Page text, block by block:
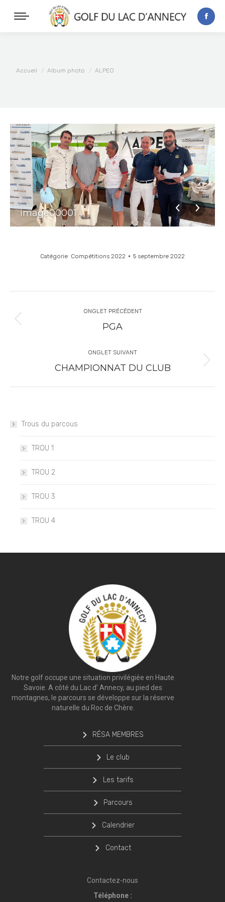
Vous êtes ici :
Accueil Album photo ALPEO
image00001
Catégorie Compétitions 2022 5 septembre 2022
ONGLET PRÉCÉDENT
PGA
ONGLET SUIVANT
CHAMPIONNAT DU CLUB
Trous du parcous
TROU 1
TROU 2
TROU 3
TROU 4
Notre golf occupe une situation privilégiée en Haute
Savoie. A côté du Lac d’ Annecy, au pied des
montagnes, le parcours se développe sur la réserve
naturelle du Roc de Chère.
RÉSA MEMBRES
Le club
Les tarifs
Parcours
Calendrier
Contact
Contactez-nous
Téléphone :